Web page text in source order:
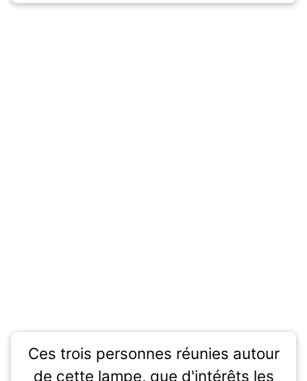
Ces trois personnes réunies autour
de cette lampe, que d'intérêts les